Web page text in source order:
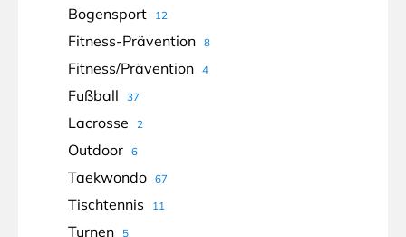
Bogensport 12
Fitness-Prävention 8
Fitness/Prävention 4
Fußball 37
Lacrosse 2
Outdoor 6
Taekwondo 67
Tischtennis 11
Turnen 5